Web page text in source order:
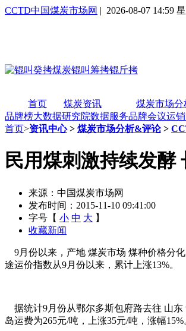
CCTD中国煤炭市场网 | 2026-08-07 14:59
首页 煤炭资讯 煤炭市场分
品牌榜大数据研究院数据服务品牌会议运
首页>资讯中心> 煤炭市场分析&评论>
民用煤刺激持续发酵
来源：中国煤炭市场网
发布时间：2015-11-10 09:41:00
字号【 小 中 大 】
收藏新闻
9月份以来，产地 煤炭市场 煤种价格分
途运价指数从9月份以来，累计上涨13%。
据统计9月份从鄂尔多斯包府路去往 山东
岛运费为265元/吨，上涨35元/吨，涨幅15%